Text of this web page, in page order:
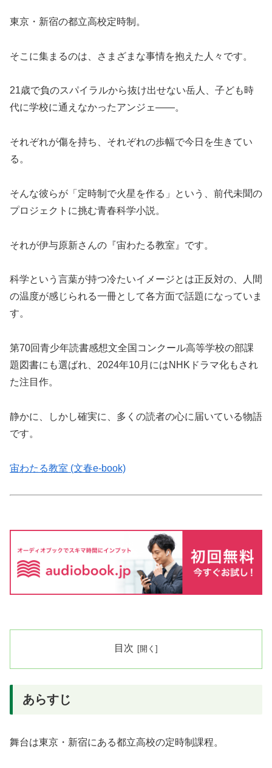
東京・新宿の都立高校定時制。
そこに集まるのは、さまざまな事情を抱えた人々です。
21歳で負のスパイラルから抜け出せない岳人、子ども時
代に学校に通えなかったアンジェ——。
それぞれが傷を持ち、それぞれの歩幅で今日を生きてい
る。
そんな彼らが「定時制で火星を作る」という、前代未聞の
プロジェクトに挑む青春科学小説。
それが伊与原新さんの『宙わたる教室』です。
科学という言葉が持つ冷たいイメージとは正反対の、人間
の温度が感じられる一冊として各方面で話題になっていま
す。
第70回青少年読書感想文全国コンクール高等学校の部課
題図書にも選ばれ、2024年10月にはNHKドラマ化もされ
た注目作。
静かに、しかし確実に、多くの読者の心に届いている物語
です。
宙わたる教室 (文春e-book)
目次
あらすじ
舞台は東京・新宿にある都立高校の定時制課程。